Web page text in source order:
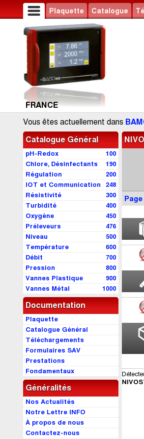
Plaquette Catalogue
FRANCE
Vous êtes actuellement dans
Catalogue Général
100
pH-Redox
190
Chlore, Désinfectants
200
Régulation
248
IOT et Communication
300
Résistivité
400
Turbidité
450
Oxygène
476
Préleveurs
500
Niveau
600
Température
700
Débit
800
Pression
900
Vannes Plastique
1000
Vannes Métal
Documentation
Plaquette
Catalogue Général
Téléchargements
Formulaires SAV
Prestations
Fondamentaux
Généralités
Nos Actualités
Notre Lettre INFO
À propos de nous
Contactez-nous